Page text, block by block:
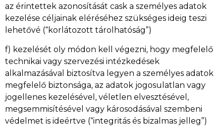
az érintettek azonosítását cask a személyes adatok
kezelése céljainak eléréséhez szükséges ideig teszi
lehetővé (“korlátozott tárolhatóság”)
f) kezelését oly módon kell végezni, hogy megfelelő
technikai vagy szervezési intézkedések
alkalmazásával biztosítva legyen a személyes adatok
megfelelő biztonsága, az adatok jogosulatlan vagy
jogellenes kezelésével, véletlen elvesztésével,
megsemmisítésével vagy károsodásával szembeni
védelmet is ideértve (“integritás és bizalmas jelleg”)